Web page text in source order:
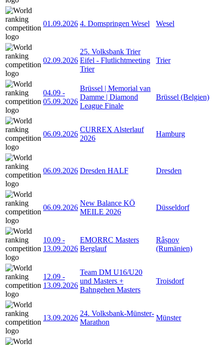
01.09.2026 4. Domspringen Wesel Wesel
02.09.2026
25. Volksbank Trier
Eifel - Flutlichtmeeting
Trier
Trier
04.09 -
05.09.2026
Brüssel | Memorial van
Damme | Diamond
League Finale
Brüssel (Belgien)
06.09.2026
CURREX Alsterlauf
2026
Hamburg
06.09.2026 Dresden HALF Dresden
06.09.2026
New Balance KÖ
MEILE 2026
Düsseldorf
10.09 -
13.09.2026
EMORRC Masters
Berglauf
Râșnov
(Rumänien)
12.09 -
13.09.2026
Team DM U16/U20
und Masters +
Bahngehen Masters
Troisdorf
13.09.2026
24. Volksbank-Münster-
Marathon
Münster